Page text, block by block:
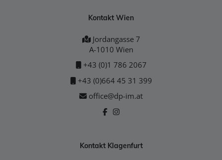
Kontakt Wien
Jordangasse 7
A-1010 Wien
+43 (0)1 786 2067
+43 (0)664 45 31 399
office@dp-im.at
Kontakt Klagenfurt